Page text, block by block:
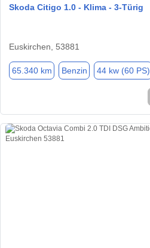
Skoda Citigo 1.0 - Klima - 3-Türig
Euskirchen, 53881
65.340 km Benzin 44 kw (60 PS)